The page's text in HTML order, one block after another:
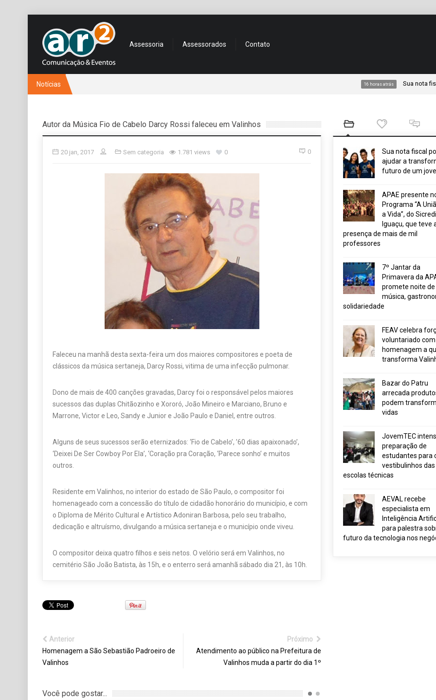
Assessoria Assessorados Contato
Notícias 16 horas atrás Sua nota fiscal
Autor da Música Fio de Cabelo Darcy Rossi faleceu em Valinhos
20 jan, 2017 Sem categoria 1.781 views 0 0
Faleceu na manhã desta sexta-feira um dos maiores compositores e poeta de
clássicos da música sertaneja, Darcy Rossi, vitima de uma infecção pulmonar.
Dono de mais de 400 canções gravadas, Darcy foi o responsável pelos maiores
sucessos das duplas Chitãozinho e Xororó, João Mineiro e Marciano, Bruno e
Marrone, Victor e Leo, Sandy e Junior e João Paulo e Daniel, entre outros.
Alguns de seus sucessos serão eternizados: ‘Fio de Cabelo’, ’60 dias apaixonado’,
‘Deixei De Ser Cowboy Por Ela’, ‘Coração pra Coração, ‘Parece sonho’ e muitos
outros.
Residente em Valinhos, no interior do estado de São Paulo, o compositor foi
homenageado com a concessão do título de cidadão honorário do município, e com
o Diploma de Mérito Cultural e Artístico Adoniran Barbosa, pelo seu trabalho,
dedicação e altruísmo, divulgando a música sertaneja e o município onde viveu.
O compositor deixa quatro filhos e seis netos. O velório será em Valinhos, no
cemitério São João Batista, às 15h, e o enterro será amanhã sábado dia 21, às 10h.
Anterior
Homenagem a São Sebastião Padroeiro de
Valinhos
Próximo
Atendimento ao público na Prefeitura de
Valinhos muda a partir do dia 1º
Você pode gostar...
Sua nota fiscal
ajudar a
futuro de um
APAE presente
Programa “A
a Vida”, do Sicredi
Iguaçu, que teve
presença de mais de mil
professores
7º Jantar da
Primavera da
promete noite de
música,
solidariedade
FEAV celebra
voluntariado com
homenagem a
transforma
Bazar do Patru
arrecada
podem
vidas
JovemTEC
preparação de
estudantes para
vestibulinhos das
escolas técnicas
AEVAL recebe
especialista em
Inteligência
para palestra
futuro da tecnologia nos